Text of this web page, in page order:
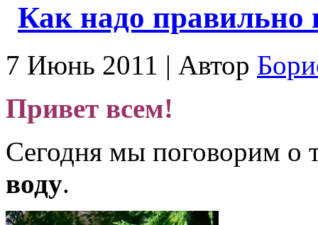
Как надо правильно
7 Июнь 2011 | Автор
Привет всем!
Сегодня мы поговорим о
воду.